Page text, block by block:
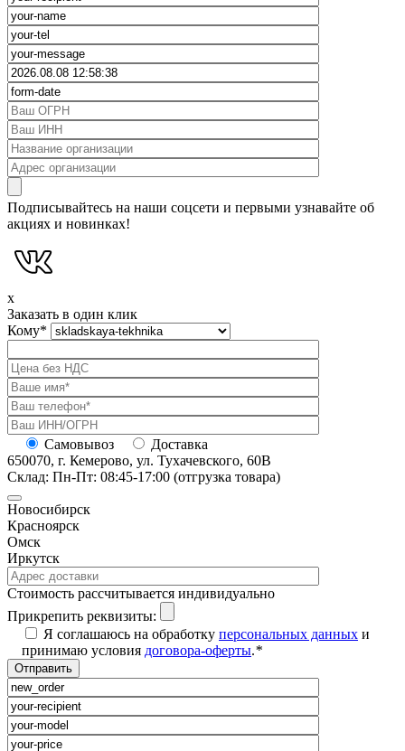
Подписывайтесь на наши соцсети и первыми узнавайте об
акциях и новинках!
x
Заказать в один клик
Кому*
Самовывоз
Доставка
650070, г. Кемерово, ул. Тухачевского, 60В
Склад: Пн-Пт: 08:45-17:00 (отгрузка товара)
Новосибирск
Красноярск
Омск
Иркутск
Cтоимость рассчитывается индивидуально
Прикрепить реквизиты:
Я соглашаюсь на обработку персональных данных и
принимаю условия договора-оферты.*